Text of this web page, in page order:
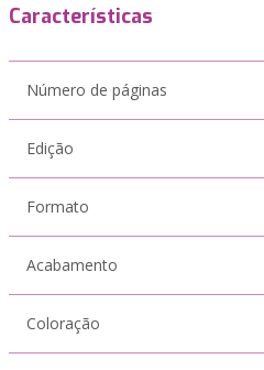
Características
Número de páginas
Edição
Formato
Acabamento
Coloração